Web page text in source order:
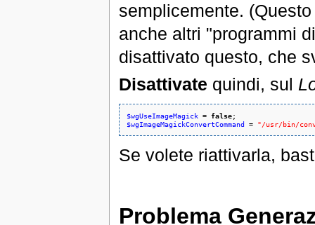
semplicemente.
anche altri "programmi
disattivato questo, che
Disattivate quindi, sul
$wgUseImageMagick = false
$wgImageMagickConvertCommand = "/usr/bin/
Se volete riattivarla,
Problema